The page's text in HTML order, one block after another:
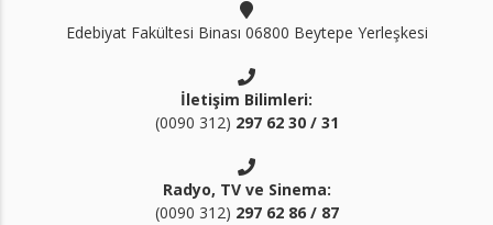
Edebiyat Fakültesi Binası 06800 Beytepe Yerleşkesi
İletişim Bilimleri:
(0090 312) 297 62 30 / 31
Radyo, TV ve Sinema:
(0090 312) 297 62 86 / 87